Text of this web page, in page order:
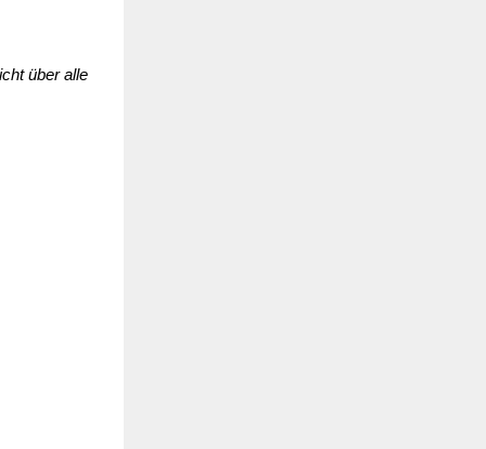
über alle